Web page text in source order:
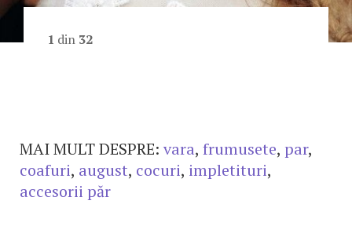
1 din 32
MAI MULT DESPRE: vara, frumusete, par,
coafuri, august, cocuri, impletituri,
accesorii păr